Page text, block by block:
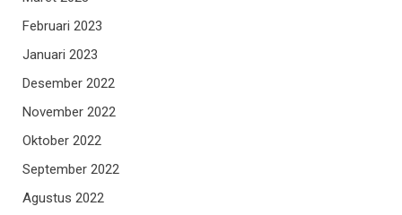
Februari 2023
Januari 2023
Desember 2022
November 2022
Oktober 2022
September 2022
Agustus 2022